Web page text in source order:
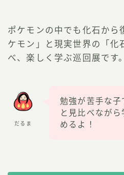
ポケモンの中でも化石から
ケモン」と現実世界の「化
べ、楽しく学ぶ巡回展です。
だるま
勉強が苦手な子
と見比べなが
めるよ！